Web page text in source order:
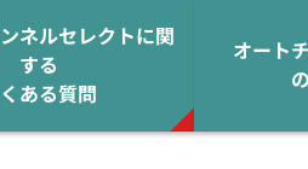
ネルセレクトに関
する
ある質問
オート